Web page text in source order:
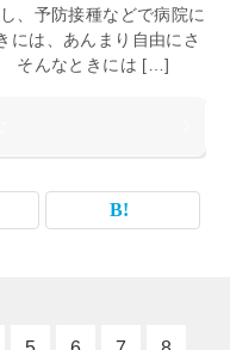
、予防接種などで病院に
には、あんまり自由にさ
そんなときには […]